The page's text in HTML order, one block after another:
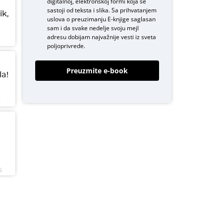
sastoji od teksta i slika. Sa prihvatanjem
uslova o preuzimanju E-knjigesaglasan
sam i da svake nedelje svoju mejl
adresu dobijam najvažnije vesti iz sveta
poljoprivrede.
Preuzmite e-book